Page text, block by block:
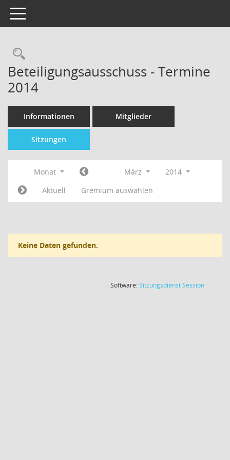
Toggle navigation
Beteiligungsausschuss - Termine
2014
Informationen Mitglieder
Sitzungen
Monat März
2014
Aktuell
Gremium auswählen
Keine Daten gefunden.
Software:SitzungsdienstSession(Wird in